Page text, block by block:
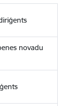
novadu